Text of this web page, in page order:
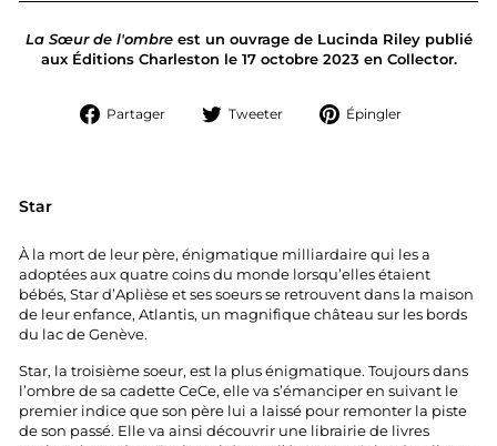
La Sœur de l'ombreest un ouvrage de Lucinda Riley publié
aux Éditions Charleston le 17 octobre 2023 en Collector.
Partager
PartagerTweeter
TweeterÉpingler
Star
À la mort de leur père, énigmatique milliardaire qui les a
adoptées aux quatre coins du monde lorsqu’elles étaient
bébés, Star d’Aplièse et ses soeurs se retrouvent dans la maison
de leur enfance, Atlantis, un magnifique château sur les bords
du lac de Genève.
Star, la troisième soeur, est la plus énigmatique. Toujours dans
l’ombre de sa cadette CeCe, elle va s’émanciper en suivant le
premier indice que son père lui a laissé pour remonter la piste
de son passé. Elle va ainsi découvrir une librairie de livres